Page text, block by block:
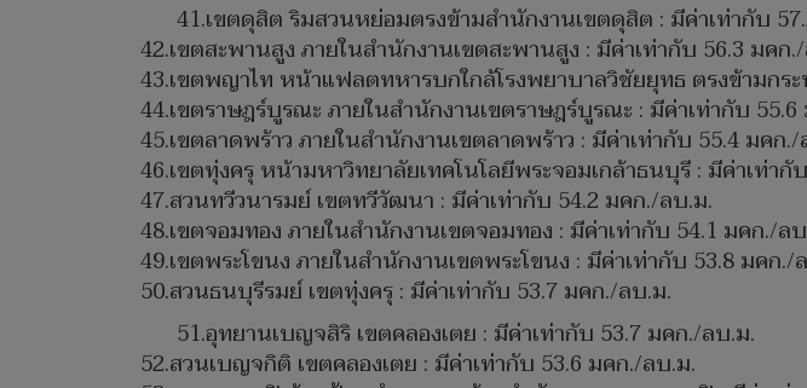
41.เขตดุสิต ริมสวนหย่อมตรงข้ามสำนักงานเขตดุสิต : มีค่าเท่ากับ
42.เขตสะพานสูง ภายในสำนักงานเขตสะพานสูง : มีค่าเท่ากับ 56.3 มคก
43.เขตพญาไท หน้าแฟลตทหารบกใกล้โรงพยาบาลวิชัยยุทธ ตรงข้ามกร
44.เขตราษฎร์บูรณะ ภายในสำนักงานเขตราษฎร์บูรณะ : มีค่าเท่ากับ
45.เขตลาดพร้าว ภายในสำนักงานเขตลาดพร้าว : มีค่าเท่ากับ 55.4 มคก
46.เขตทุ่งครุ หน้ามหาวิทยาลัยเทคโนโลยีพระจอมเกล้าธนบุรี : มีค่าเท่า
47.สวนทวีวนารมย์ เขตทวีวัฒนา : มีค่าเท่ากับ 54.2 มคก./ลบ.ม.
48.เขตจอมทอง ภายในสำนักงานเขตจอมทอง : มีค่าเท่ากับ 54.1 มคก./ล
49.เขตพระโขนง ภายในสำนักงานเขตพระโขนง : มีค่าเท่ากับ 53.8 มคก./
50.สวนธนบุรีรมย์ เขตทุ่งครุ : มีค่าเท่ากับ 53.7 มคก./ลบ.ม.
51.อุทยานเบญจสิริ เขตคลองเตย : มีค่าเท่ากับ 53.7 มคก./ลบ.ม.
52.สวนเบญจกิติ เขตคลองเตย : มีค่าเท่ากับ 53.6 มคก./ลบ.ม.